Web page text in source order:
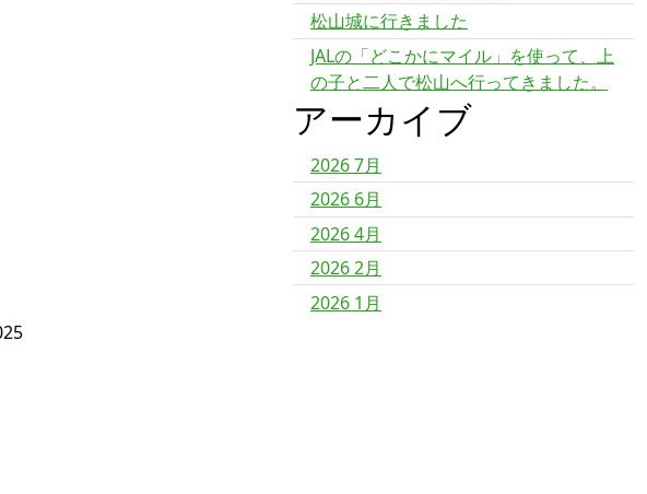
松山城に行きました
JALの「どこかにマイル」を使って、上
の子と二人で松山へ行ってきました。
アーカイブ
2026 7月
2026 6月
2026 4月
2026 2月
2026 1月